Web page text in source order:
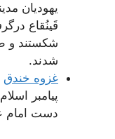
یهودیان
قَینُقاع
شکستند و
شدند.
غزوه خندق
پیامبر
دست امام